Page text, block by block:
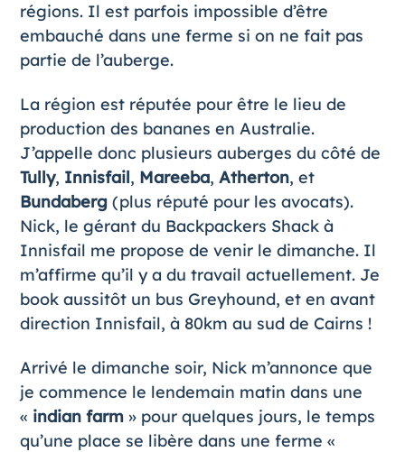
régions. Il est parfois impossible d’être
embauché dans une ferme si on ne fait pas
partie de l’auberge.
La région est réputée pour être le lieu de
production des bananes en Australie.
J’appelle donc plusieurs auberges du côté de
Tully, Innisfail, Mareeba, Atherton, et
Bundaberg(plus réputé pour les avocats).
Nick, le gérant du Backpackers Shack à
Innisfail me propose de venir le dimanche. Il
m’affirme qu’il y a du travail actuellement. Je
book aussitôt un bus Greyhound, et en avant
direction Innisfail, à 80km au sud de Cairns !
Arrivé le dimanche soir, Nick m’annonce que
je commence le lendemain matin dans une
« indian farm» pour quelques jours, le temps
qu’une place se libère dans une ferme «